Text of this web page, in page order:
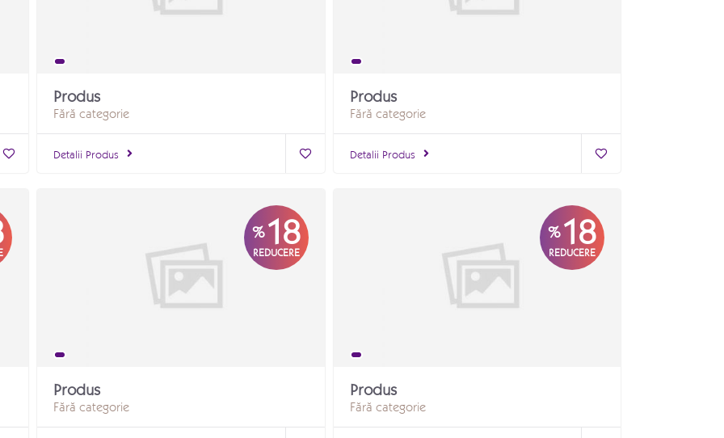
Produs
Fără categorie
Detalii Produs
Produs
Fără categorie
Detalii Produs
%18
REDUCERE
Produs
Fără categorie
%18
REDUCERE
Produs
Fără categorie